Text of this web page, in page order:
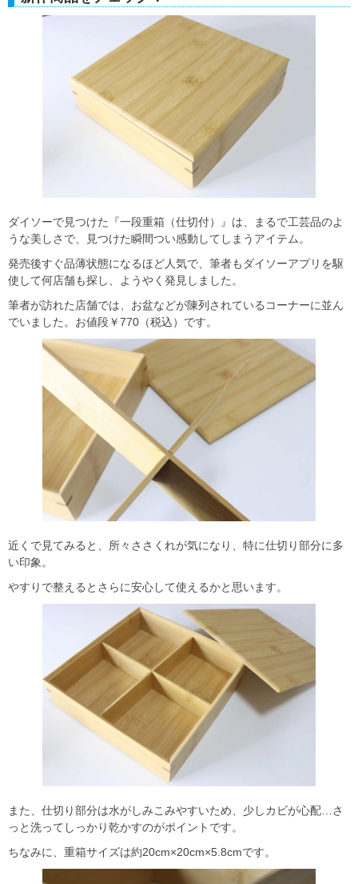
ダイソーで見つけた『一段重箱（仕切付）』は、まるで工芸品のよ
うな美しさで、見つけた瞬間つい感動してしまうアイテム。
発売後すぐ品薄状態になるほど人気で、筆者もダイソーアプリを駆
使して何店舗も探し、ようやく発見しました。
筆者が訪れた店舗では、お盆などが陳列されているコーナーに並ん
でいました。お値段￥770（税込）です。
近くで見てみると、所々ささくれが気になり、特に仕切り部分に多
い印象。
やすりで整えるとさらに安心して使えるかと思います。
また、仕切り部分は水がしみこみやすいため、少しカビが心配…さ
っと洗ってしっかり乾かすのがポイントです。
ちなみに、重箱サイズは約20cm×20cm×5.8cmです。